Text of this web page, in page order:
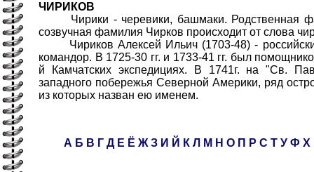
ЧИРИКОВ
Чирики - черевики, башмаки. Родственная
созвучная фамилия Чирков происходит от слова
Чириков Алексей Ильич (1703-48) -
командор. В 1725-30 гг. и 1733-41 гг. был
й Камчатских экспедициях. В 1741г. на "Св.
западного побережья Северной Америки, ряд
из которых назван ею именем.
А Б В Г Д Е Ё Ж З И Й К Л М Н О П Р С Т У Ф Х